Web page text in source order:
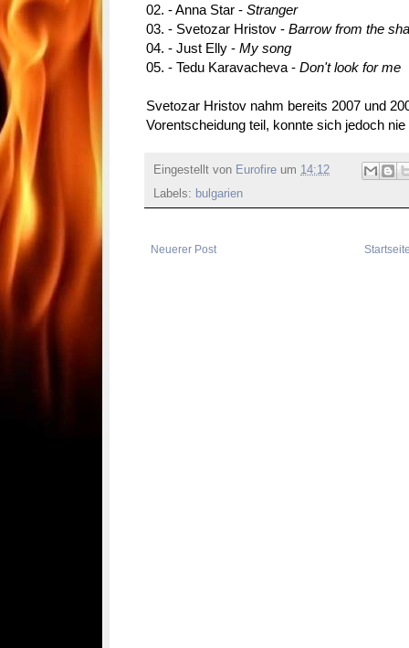
02. - Anna Star - Stranger
03. - Svetozar Hristov - Barrow from the
04. - Just Elly - My song
05. - Tedu Karavacheva - Don't look for me
Svetozar Hristov nahm bereits 2007 und
Vorentscheidung teil, konnte sich jedoch
Eingestellt von Eurofire um 14:12
Labels: bulgarien
Neuerer Post